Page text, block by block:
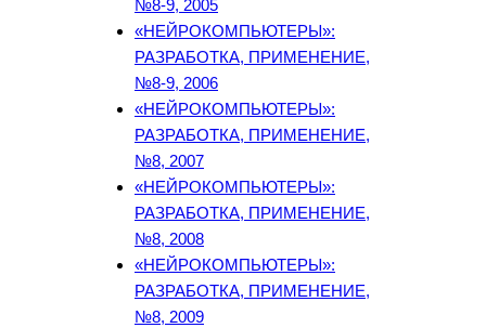
№8-9, 2005
«НЕЙРОКОМПЬЮТЕРЫ»:
РАЗРАБОТКА, ПРИМЕНЕНИЕ,
№8-9, 2006
«НЕЙРОКОМПЬЮТЕРЫ»:
РАЗРАБОТКА, ПРИМЕНЕНИЕ,
№8, 2007
«НЕЙРОКОМПЬЮТЕРЫ»:
РАЗРАБОТКА, ПРИМЕНЕНИЕ,
№8, 2008
«НЕЙРОКОМПЬЮТЕРЫ»:
РАЗРАБОТКА, ПРИМЕНЕНИЕ,
№8, 2009